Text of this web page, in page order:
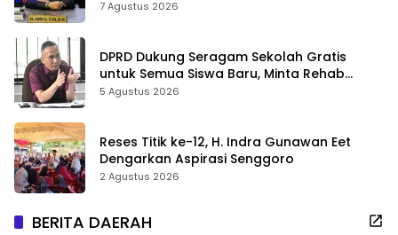
7 Agustus 2026
DPRD Dukung Seragam Sekolah Gratis
untuk Semua Siswa Baru, Minta Rehab
Sekolah Jangan Dikurangi
5 Agustus 2026
Reses Titik ke-12, H. Indra Gunawan Eet
Dengarkan Aspirasi Senggoro
2 Agustus 2026
BERITA DAERAH